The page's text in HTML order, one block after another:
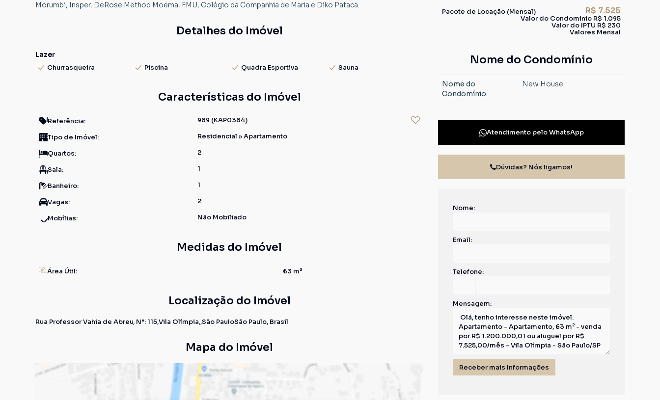
Morumbi, Insper, DeRose Method Moema, FMU, Colégio da Companhia de Maria e Diko Pataca.
Detalhes do Imóvel
Lazer
Churrasqueira Piscina Quadra Esportiva Sauna
Características do Imóvel
Referência: 989 (KAP0384)
Tipo de Imóvel: Residencial »Apartamento
Quartos: 2
Sala: 1
Banheiro: 1
Vagas: 2
Mobílias: Não Mobiliado
Medidas do Imóvel
Área Útil: 63 m²
Localização do Imóvel
Rua Professor Vahia de Abreu, N°: 115Vila Olímpia São PauloSão Paulo, Brasil
Mapa do Imóvel
Valores Mensal
Valor do IPTU R$ 230
Valor do Condominio R$ 1.095
R$ 7.525
Pacote de Locação (Mensal)
Nome do Condomínio
Nome do
Condomínio:
New House
Atendimento peloWhatsApp
Dúvidas? Nós ligamos!
Nome:
Email:
Telefone:
Mensagem: